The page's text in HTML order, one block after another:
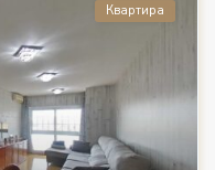
Квартира